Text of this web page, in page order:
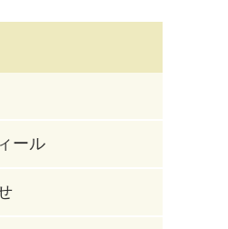
ール